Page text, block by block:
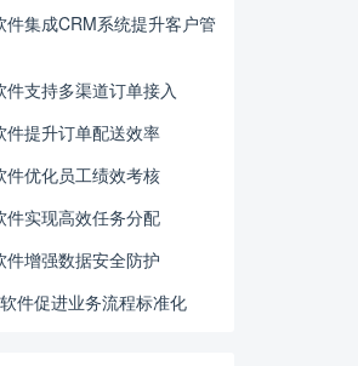
集成CRM系统提升客户管
支持多渠道订单接入
提升订单配送效率
优化员工绩效考核
实现高效任务分配
增强数据安全防护
件促进业务流程标准化